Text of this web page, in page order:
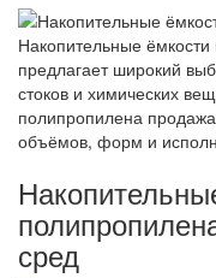
Накопительные
предлагает широкий
стоков и химических
полипропилена
объёмов, форм и
сред